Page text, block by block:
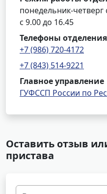
понедельник-четверг
с 9.00 до 16.45
Телефоны отделения
+7 (986) 720-4172
+7 (843) 514-9221
Главное управление
ГУФССП России по
Оставить отзыв
пристава